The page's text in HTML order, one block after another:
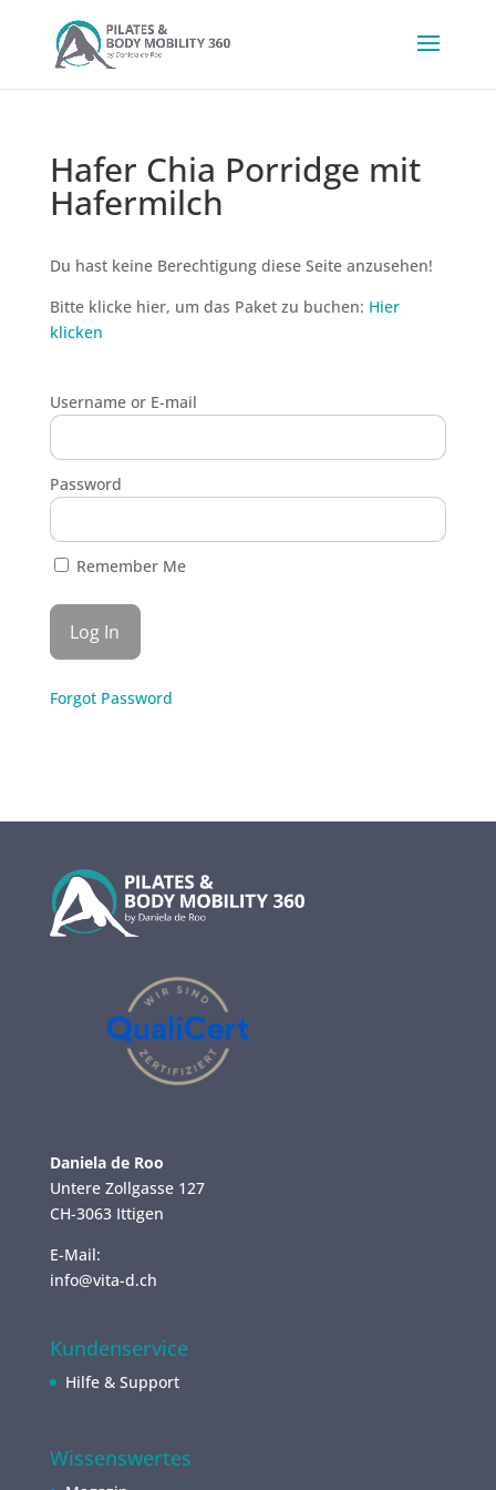
Hafer Chia Porridge mit
Hafermilch
Du hast keine Berechtigung diese Seite anzusehen!
Bitte klicke hier, um das Paket zu buchen: Hier
klicken
Username or E-mail
Password
Remember Me
Forgot Password
Daniela de Roo
Untere Zollgasse 127
CH-3063 Ittigen
E-Mail:
info@vita-d.ch
Kundenservice
Hilfe & Support
Wissenswertes